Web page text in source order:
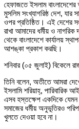
হেফাজতে ইসলাম বাংলাদেশের
মুসলিম সংখ্যাগরিষ্ঠ দেশ, যার
ওপর প্রতিষ্ঠিত। এই দেশের
রাখা আমাদের ধর্মীয় ও
থেকে বাংলাদেশে কার্যালয়
আশঙ্কা প্রকাশ করছি।
শনিবার (০৫ জুলাই) বিকেলে
তিনি বলেন, অতীতে আমরা
ইসলামি শরিয়াহ্, পারিবারিক
এসব হস্তক্ষেপ একদিকে
সমাজের ধর্মীয় অনুভূতিরও
খুলতে দেওয়া হবে না।